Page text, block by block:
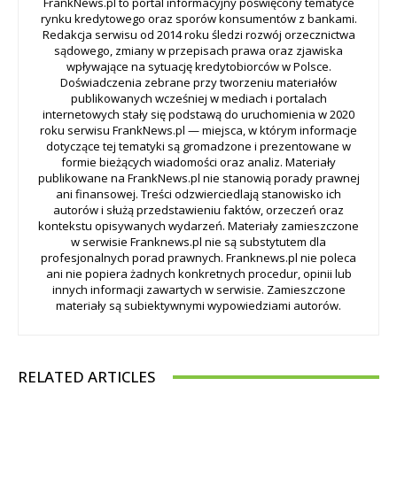
rynku kredytowego oraz sporów konsumentów z bankami.
Redakcja serwisu od 2014 roku śledzi rozwój orzecznictwa
sądowego, zmiany w przepisach prawa oraz zjawiska
wpływające na sytuację kredytobiorców w Polsce.
Doświadczenia zebrane przy tworzeniu materiałów
publikowanych wcześniej w mediach i portalach
internetowych stały się podstawą do uruchomienia w 2020
roku serwisu FrankNews.pl — miejsca, w którym informacje
dotyczące tej tematyki są gromadzone i prezentowane w
formie bieżących wiadomości oraz analiz. Materiały
publikowane na FrankNews.pl nie stanowią porady prawnej
ani finansowej. Treści odzwierciedlają stanowisko ich
autorów i służą przedstawieniu faktów, orzeczeń oraz
kontekstu opisywanych wydarzeń. Materiały zamieszczone
w serwisie Franknews.pl nie są substytutem dla
profesjonalnych porad prawnych. Franknews.pl nie poleca
ani nie popiera żadnych konkretnych procedur, opinii lub
innych informacji zawartych w serwisie. Zamieszczone
materiały są subiektywnymi wypowiedziami autorów.
RELATED ARTICLES